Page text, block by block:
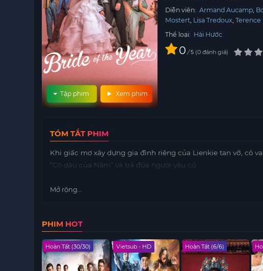
Xem phim
Tập phim
Diễn viên: Armand Aucamp
Mostert Lisa Tredoux
Thể loại: Hài Hước
0 / 5 0 đánh giá
TÓM TẮT PHIM
Khi giấc mơ xây dựng gia đình riêng của Lienkie tan vỡ, cô
“Cô dâu của Năm” và trả đũa người yêu cũ.
Mở rộng...
PHIM HOT
Hoàn Tất (30/30) Vietsub - HD Hoàn Tất (6/6)